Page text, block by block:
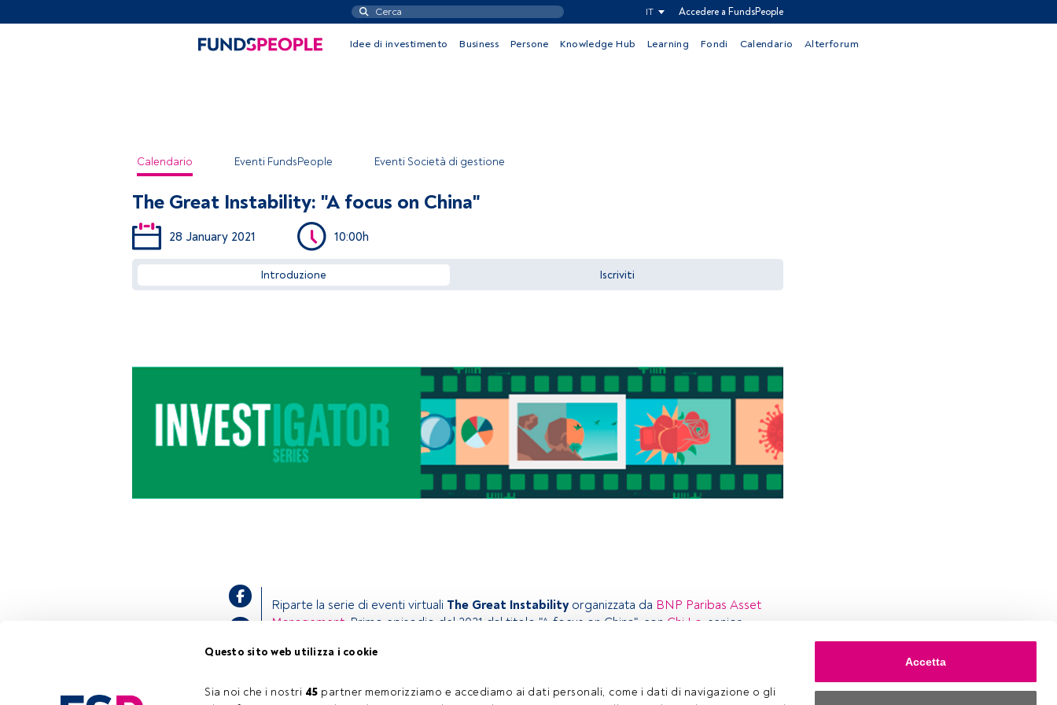
Questo sito web utilizza i cookie
Sia noi che i nostri 45 partner memorizziamo e accediamo ai dati personali, come i dati di navigazione o gli
Accetta
IT Accedere a FundsPeople
Idee di investimento Business Persone Knowledge Hub Learning Fondi Calendario Alterforum
Calendario Eventi FundsPeople Eventi Società di gestione
The Great Instability: "A focus on China"
28 January 2021 10:00h
Introduzione Iscriviti
Riparte la serie di eventi virtuali The Great Instabilityorganizzata da BNP Paribas Asset
Management . Primo episodio del 2021 dal titolo "A focus on China", con Chi Lo , senior
investment specialist, Jean-Charles Sambor, head of Emerging Market Fixed
2021.